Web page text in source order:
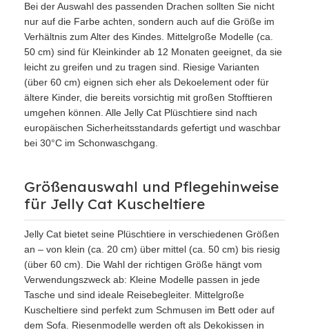
Bei der Auswahl des passenden Drachen sollten Sie nicht
nur auf die Farbe achten, sondern auch auf die Größe im
Verhältnis zum Alter des Kindes. Mittelgroße Modelle (ca.
50 cm) sind für Kleinkinder ab 12 Monaten geeignet, da sie
leicht zu greifen und zu tragen sind. Riesige Varianten
(über 60 cm) eignen sich eher als Dekoelement oder für
ältere Kinder, die bereits vorsichtig mit großen Stofftieren
umgehen können. Alle Jelly Cat Plüschtiere sind nach
europäischen Sicherheitsstandards gefertigt und waschbar
bei 30°C im Schonwaschgang.
Größenauswahl und Pflegehinweise
für Jelly Cat Kuscheltiere
Jelly Cat bietet seine Plüschtiere in verschiedenen Größen
an – von klein (ca. 20 cm) über mittel (ca. 50 cm) bis riesig
(über 60 cm). Die Wahl der richtigen Größe hängt vom
Verwendungszweck ab: Kleine Modelle passen in jede
Tasche und sind ideale Reisebegleiter. Mittelgroße
Kuscheltiere sind perfekt zum Schmusen im Bett oder auf
dem Sofa. Riesenmodelle werden oft als Dekokissen in